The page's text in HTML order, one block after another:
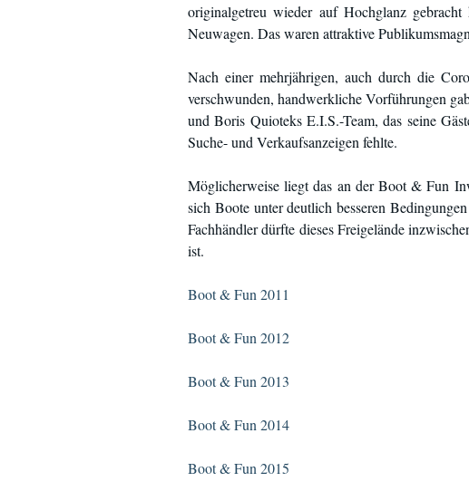
originalgetreu wieder auf Hochglanz
Neuwagen. Das waren attraktive
Nach einer mehrjährigen, auch durch die
verschwunden, handwerkliche Vorführungen
und Boris Quioteks E.I.S.-Team, das seine
Suche- und Verkaufsanzeigen fehlte.
Möglicherweise liegt das an der Boot & Fun
sich Boote unter deutlich besseren
Fachhändler dürfte dieses Freigelände
ist.
Boot & Fun 2011
Boot & Fun 2012
Boot & Fun 2013
Boot & Fun 2014
Boot & Fun 2015